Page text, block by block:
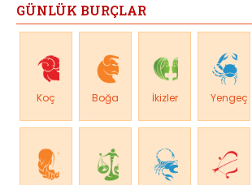
GÜNLÜK BURÇLAR
Koç Boğa İkizler Yengeç